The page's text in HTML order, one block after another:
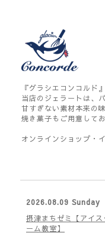
『グラシエコンコルド
当店のジェラートは、
甘すぎない素材本来の
焼き菓子もご用意して
オンラインショップ・
2026.08.09 Sunday
摂津まちゼミ【アイス
ーム教室】